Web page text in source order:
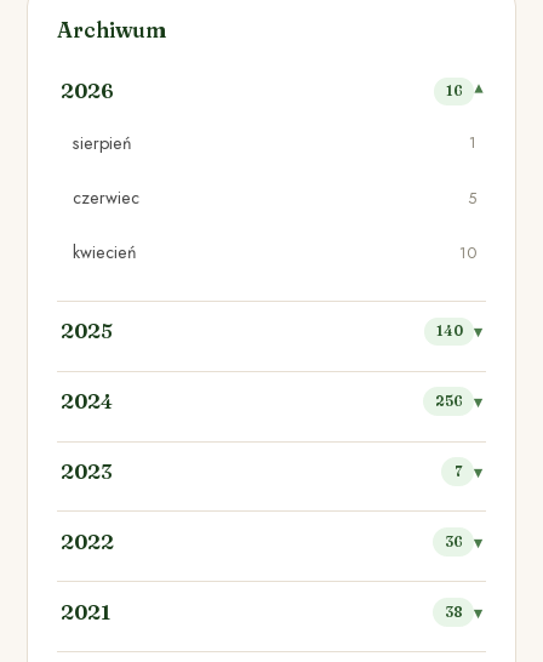
Archiwum
2026 16
sierpień 1
czerwiec 5
kwiecień 10
2025 140
2024 256
2023 7
2022 36
2021 38